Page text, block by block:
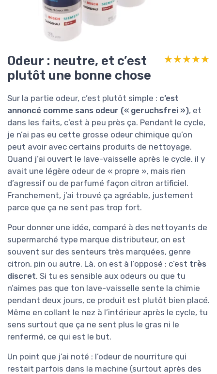
Odeur : neutre, et c’est
plutôt une bonne chose
★★★★★
★★★★★
Sur la partie odeur, c’est plutôt simple : c’est
annoncé comme sans odeur (« geruchsfrei »), et
dans les faits, c’est à peu près ça. Pendant le cycle,
je n’ai pas eu cette grosse odeur chimique qu’on
peut avoir avec certains produits de nettoyage.
Quand j’ai ouvert le lave-vaisselle après le cycle, il y
avait une légère odeur de « propre », mais rien
d’agressif ou de parfumé façon citron artificiel.
Franchement, j’ai trouvé ça agréable, justement
parce que ça ne sent pas trop fort.
Pour donner une idée, comparé à des nettoyants de
supermarché type marque distributeur, on est
souvent sur des senteurs très marquées, genre
citron, pin ou autre. Là, on est à l’opposé : c’est très
discret. Si tu es sensible aux odeurs ou que tu
n’aimes pas que ton lave-vaisselle sente la chimie
pendant deux jours, ce produit est plutôt bien placé.
Même en collant le nez à l’intérieur après le cycle, tu
sens surtout que ça ne sent plus le gras ni le
renfermé, ce qui est le but.
Un point que j’ai noté : l’odeur de nourriture qui
restait parfois dans la machine (surtout après des